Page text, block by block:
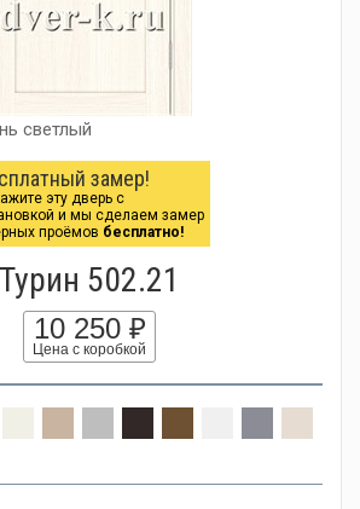
светлый
замер!
эту дверь с
и мы сделаем замер
проёмов бесплатно!
Турин 502.21
10 250 ₽
Цена с коробкой